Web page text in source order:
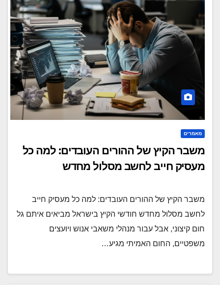
מאמרים
משבר הקיץ של ההורים העובדים: למה כל
מעסיק חייב לחשב מסלול מחדש
משבר הקיץ של ההורים העובדים: למה כל מעסיק חייב
לחשב מסלול מחדש חודשי הקיץ בישראל מביאים איתם גל
חום קיצוני, אבל עבור מנהלי משאבי אנוש ויועצים
משפטיים, החום האמיתי מגיע…